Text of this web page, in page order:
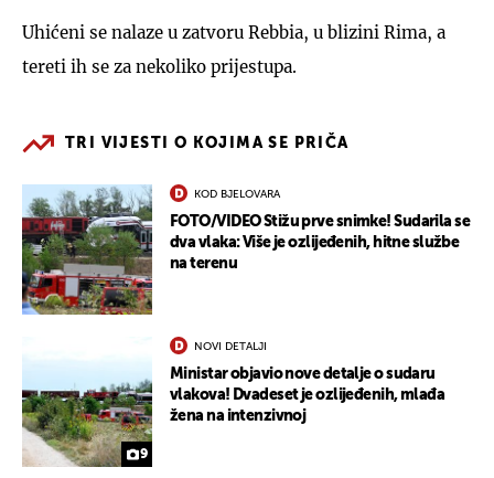
Uhićeni se nalaze u zatvoru Rebbia, u blizini Rima, a
tereti ih se za nekoliko prijestupa.
TRI VIJESTI O KOJIMA SE PRIČA
KOD BJELOVARA
FOTO/VIDEO Stižu prve snimke! Sudarila se
dva vlaka: Više je ozlijeđenih, hitne službe
na terenu
9
NOVI DETALJI
Ministar objavio nove detalje o sudaru
vlakova! Dvadeset je ozlijeđenih, mlađa
žena na intenzivnoj